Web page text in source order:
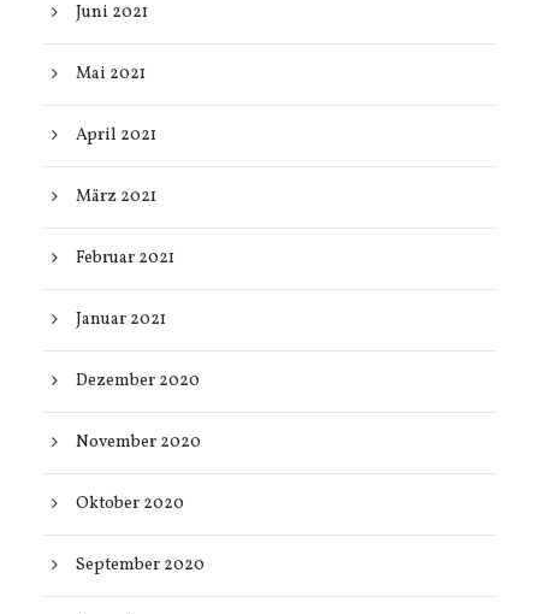
Juni 2021
Mai 2021
April 2021
März 2021
Februar 2021
Januar 2021
Dezember 2020
November 2020
Oktober 2020
September 2020